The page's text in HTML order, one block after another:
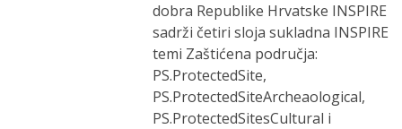
dobra Republike Hrvatske INSPIRE
sadrži četiri sloja sukladna INSPIRE
temi Zaštićena područja:
PS.ProtectedSite,
PS.ProtectedSiteArcheaological,
PS.ProtectedSitesCultural i